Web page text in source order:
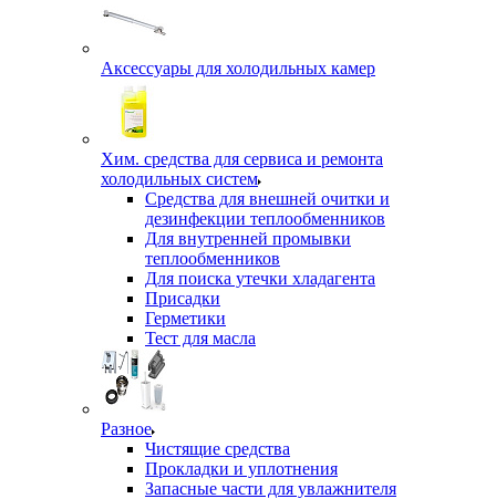
Аксессуары для холодильных камер
Хим. средства для сервиса и ремонта
холодильных систем
Средства для внешней очитки и
дезинфекции теплообменников
Для внутренней промывки
теплообменников
Для поиска утечки хладагента
Присадки
Герметики
Тест для масла
Разное
Чистящие средства
Прокладки и уплотнения
Запасные части для увлажнителя